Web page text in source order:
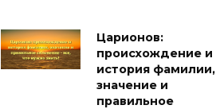
Царионов:
происхождение и
история фамилии,
значение и
правильное